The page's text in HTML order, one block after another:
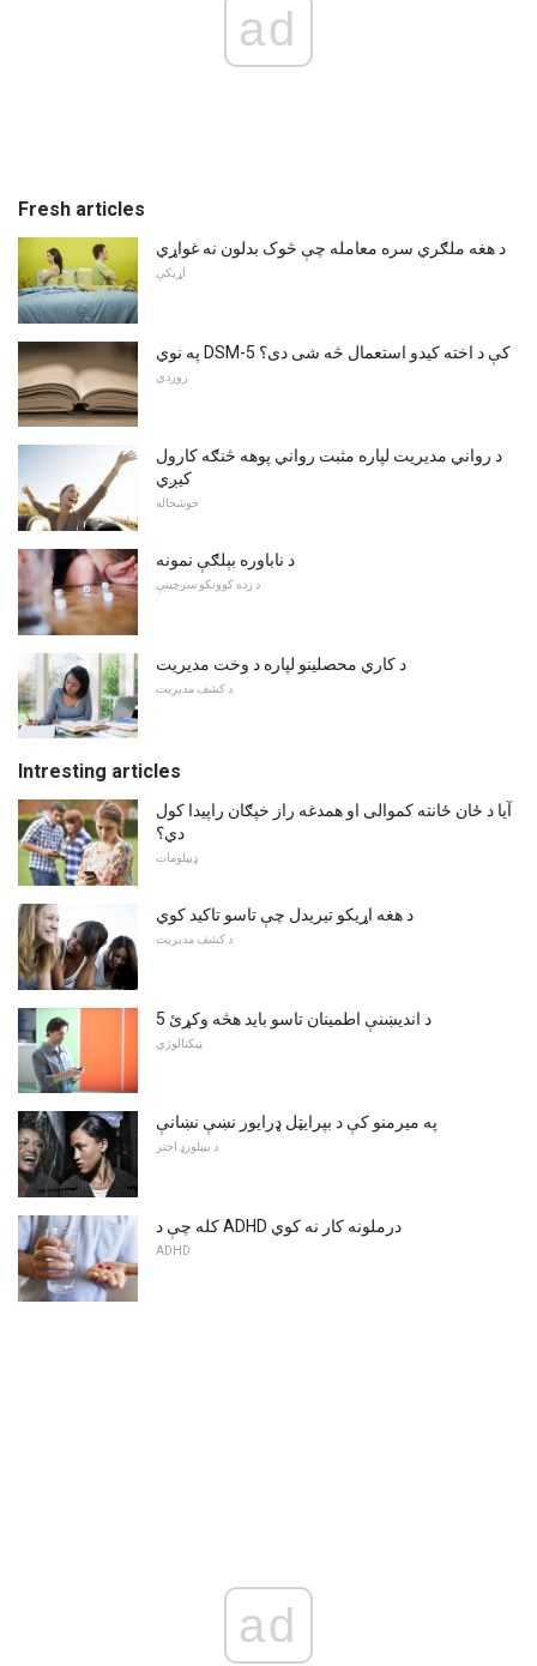
ad
Fresh articles
د هغه ملګري سره معامله چې څوک بدلون نه غواړي
اړیکې
په نوي DSM-5 کې د اخته کیدو استعمال څه شی دی؟
روږدي
د رواني مدیریت لپاره مثبت رواني پوهه څنګه کارول
کیږي
خوشحاله
د ناباوره بېلګې نمونه
د زده کوونکو سرچینې
د کاري محصلینو لپاره د وخت مدیریت
د کشف مدیریت
Intresting articles
آیا د ځان ځانته کموالی او همدغه راز خپګان راپیدا کول
دي؟
ډیپلومات
د هغه اړیکو تیریدل چې تاسو تاکید کوي
د کشف مدیریت
5 د اندیښنې اطمینان تاسو باید هڅه وکړئ
ټیکنالوژي
په میرمنو کې د بپرایټل ډرایور نښې نښانې
د بیپلورډ اختر
کله چې د ADHD درملونه کار نه کوي
ADHD
ad